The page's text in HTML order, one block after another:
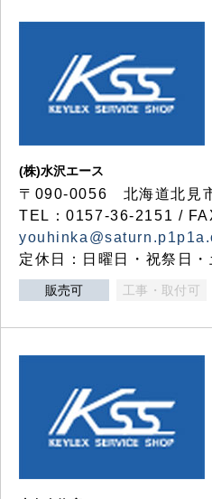
(株)水沢エース
〒090-0056 北海道北見
TEL：0157-36-2151 /
定休日：日曜日・祝祭日・
販売可 工事・取付可